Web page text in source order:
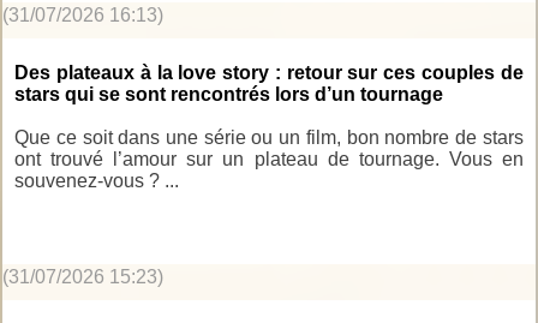
(31/07/2026 16:13)
Des plateaux à la love story : retour sur ces couples de
stars qui se sont rencontrés lors d’un tournage
Que ce soit dans une série ou un film, bon nombre de stars
ont trouvé l’amour sur un plateau de tournage. Vous en
souvenez-vous ? ...
(31/07/2026 15:23)